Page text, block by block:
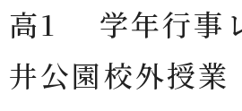
高1 学年行事
井公園校外授業